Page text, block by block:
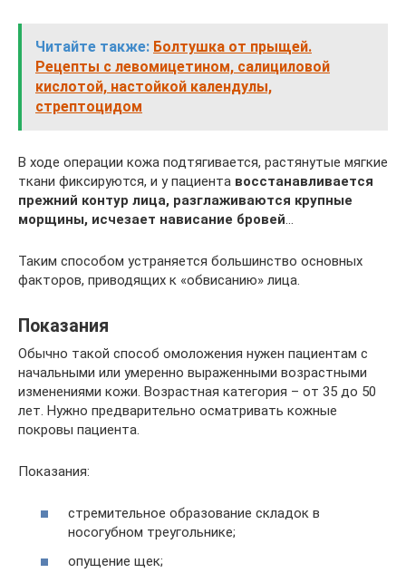
Читайте также: Болтушка от прыщей.
Рецепты с левомицетином, салициловой
кислотой, настойкой календулы,
стрептоцидом
В ходе операции кожа подтягивается, растянутые мягкие
ткани фиксируются, и у пациента восстанавливается
прежний контур лица, разглаживаются крупные
морщины, исчезает нависание бровей
Таким способом устраняется большинство основных
факторов, приводящих к «обвисанию» лица.
Показания
Обычно такой способ омоложения нужен пациентам с
начальными или умеренно выраженными возрастными
изменениями кожи. Возрастная категория – от 35 до 50
лет. Нужно предварительно осматривать кожные
покровы пациента.
Показания:
стремительное образование складок в
носогубном треугольнике;
опущение щек;